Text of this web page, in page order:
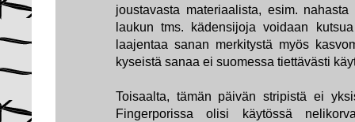
joustavasta materiaalista, esim.
laukun tms. kädensijoja voidaan
laajentaa sanan merkitystä myös
kyseistä sanaa ei suomessa tiettävästi
Toisaalta, tämän päivän stripistä ei
Fingerporissa olisi käytössä